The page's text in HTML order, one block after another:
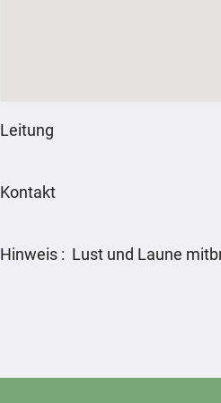
Leitung
Kontakt
Hinweis : Lust und Laune